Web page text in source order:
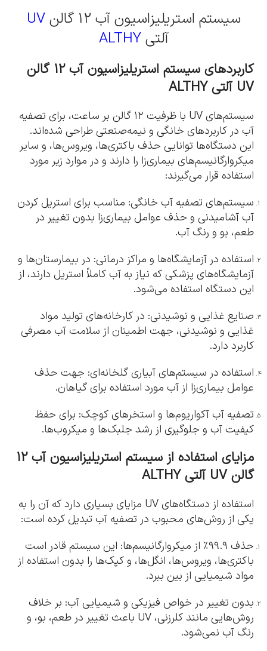
سیستم استریلیزاسیون آب 12 گالن
UV
آلتیALTHY
کاربردهای سیستم استریلیزاسیون آب 12 گالن
UV آلتی ALTHY
سیستم‌های UV با ظرفیت ۱۲ گالن بر ساعت، برای تصفیه
آب در کاربردهای خانگی و نیمه‌صنعتی طراحی شده‌اند.
این دستگاه‌ها توانایی حذف باکتری‌ها، ویروس‌ها، و سایر
میکروارگانیسم‌های بیماری‌زا را دارند و در موارد زیر مورد
استفاده قرار می‌گیرند:
سیستم‌های تصفیه آب خانگی: مناسب برای استریل کردن
آب آشامیدنی و حذف عوامل بیماری‌زا بدون تغییر در
طعم، بو و رنگ آب.
استفاده در آزمایشگاه‌ها و مراکز درمانی: در بیمارستان‌ها و
آزمایشگاه‌های پزشکی که نیاز به آب کاملاً استریل دارند، از
این دستگاه استفاده می‌شود.
صنایع غذایی و نوشیدنی: در کارخانه‌های تولید مواد
غذایی و نوشیدنی، جهت اطمینان از سلامت آب مصرفی
کاربرد دارد.
استفاده در سیستم‌های آبیاری گلخانه‌ای: جهت حذف
عوامل بیماری‌زا از آب مورد استفاده برای گیاهان.
تصفیه آب آکواریوم‌ها و استخرهای کوچک: برای حفظ
کیفیت آب و جلوگیری از رشد جلبک‌ها و میکروب‌ها.
مزایای استفاده از سیستم استریلیزاسیون آب 12
گالن UV آلتی ALTHY
استفاده از دستگاه‌های UV مزایای بسیاری دارد که آن را به
یکی از روش‌های محبوب در تصفیه آب تبدیل کرده است:
حذف ۹۹.۹٪ از میکروارگانیسم‌ها: این سیستم قادر است
باکتری‌ها، ویروس‌ها، انگل‌ها، و کپک‌ها را بدون استفاده از
مواد شیمیایی از بین ببرد.
بدون تغییر در خواص فیزیکی و شیمیایی آب: بر خلاف
روش‌هایی مانند کلرزنی، UV باعث تغییر در طعم، بو، و
رنگ آب نمی‌شود.